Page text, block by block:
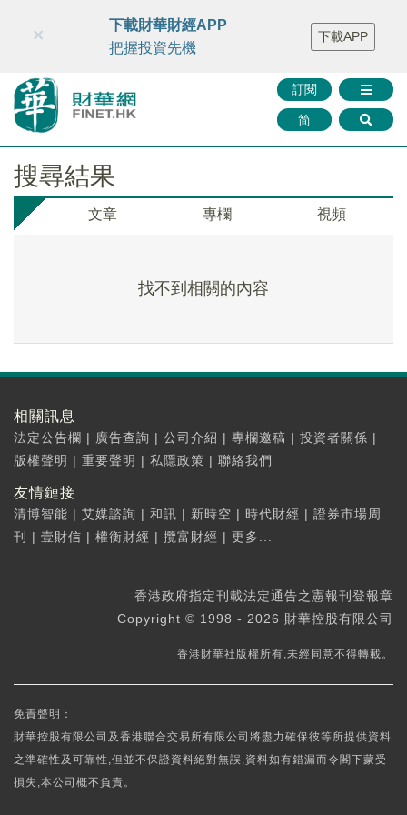
財華智庫網 FINTV FINMETA 財華證券 媒體矩陣
智庫沙龍
聯絡我們
訂閱
简
×
下載財華財經APP
把握投資先機
下載APP
搜尋結果
文章 專欄 視頻
找不到相關的內容
相關訊息
法定公告欄 | 廣告查詢 | 公司介紹 | 專欄邀稿 | 投資者關係 |
版權聲明 | 重要聲明 | 私隱政策 | 聯絡我們
友情鏈接
清博智能 | 艾媒諮詢 | 和訊 | 新時空 | 時代財經 | 證券市場周
刊
| 壹財信 | 權衡財經 | 攬富財經 | 更多...
香港政府指定刊載法定通告之憲報刊登報章
Copyright © 1998 - 2026 財華控股有限公司
香港財華社版權所有,未經同意不得轉載。
免責聲明：
財華控股有限公司及香港聯合交易所有限公司將盡力確保彼等所提供資料
之準確性及可靠性,但並不保證資料絕對無誤,資料如有錯漏而令閣下蒙受
損失,本公司概不負責。